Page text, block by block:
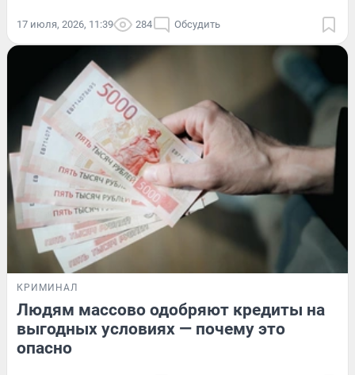
17 июля, 2026, 11:39 284 Обсудить
КРИМИНАЛ
Людям массово одобряют кредиты на
выгодных условиях — почему это
опасно